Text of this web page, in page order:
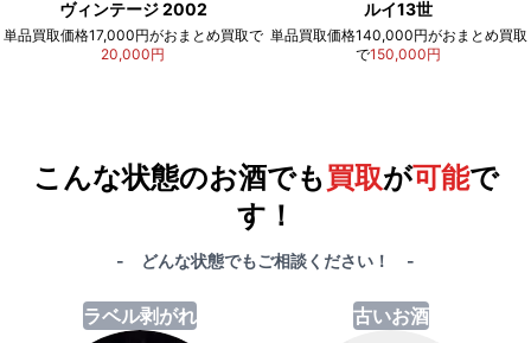
ヴィンテージ 2002
単品買取価格17,000円がおまとめ買取で
20,000円
ルイ13世
単品買取価格140,000円がおまとめ買取
で150,000円
こんな状態のお酒でも買取が可能で
す！
- どんな状態でもご相談ください！ -
ラベル剥がれ 古いお酒